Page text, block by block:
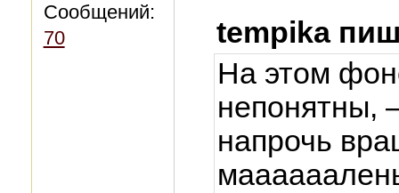
Сообщений:
70
tempika
На этом
непонятны,
напрочь